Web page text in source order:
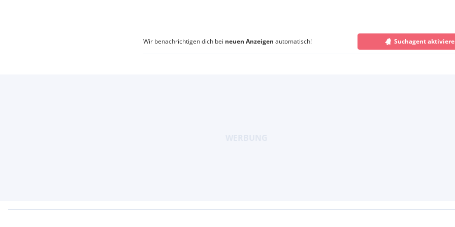
Wir benachrichtigen dich bei neuen Anzeigen automatisch! Suchagent